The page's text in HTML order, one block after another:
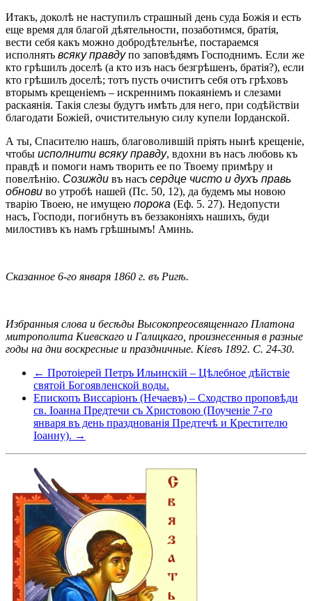
Итакъ, доколѣ не наступилъ страшный день суда Божія и есть
еще время для благой дѣятельности, позаботимся, братія,
вести себя какъ можно добродѣтельнѣе, постараемся
исполнять всяку правдупо заповѣдямъ Господнимъ. Если же
кто грѣшилъ доселѣ (а кто изъ насъ безгрѣшенъ, братія?), если
кто грѣшилъ доселѣ; тотъ пусть очиститъ себя отъ грѣховъ
вторымъ крещеніемъ – искреннимъ покаяніемъ и слезами
раскаянія. Такія слезы будутъ имѣть для него, при содѣйствіи
благодати Божіей, очистительную силу купели Іорданской.
А ты, Спасителю нашъ, благоволившій пріять нынѣ крещеніе,
чтобы исполнити всяку правду, вдохни въ насъ любовь къ
правдѣ и помоги намъ творить ее по Твоему примѣру и
повелѣнію. Созижди въ насъ сердце чисто и духъ правь
обнови во утробѣ нашей (Пс. 50, 12), да будемъ мы новою
тварію Твоею, не имущею порока (Еф. 5. 27). Недопусти
насъ, Господи, погибнуть въ беззаконіяхъ нашихъ, буди
милостивъ къ намъ грѣшнымъ! Аминь.
Сказанное 6-го января 1860 г. въ Ригѣ.
Избранныя слова и бесѣды Высокопреосвященнаго Платона
митрополита Киевскаго и Галицкаго, произнесенныя в разные
годы на дни воскресные и праздничные. Кіевъ 1892. С. 24-30.
← Протоіерей Петръ Ильинскій – Цѣлебное дѣйствіе
святой Богоявленской воды.
Епископъ Виссаріонъ (Нечаевъ) – Сходство проповѣди
св. Іоанна Предтечи съ Христовою (Поученіе 7-го
января въ день празднованія Предтечѣ и Крестителю
Іоанну). →